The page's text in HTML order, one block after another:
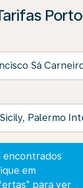
encontrados
em
para ver